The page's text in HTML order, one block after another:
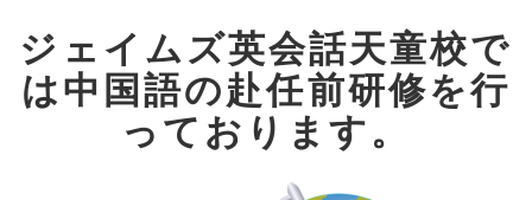
ジェイムズ英会話天童校で
は中国語の赴任前研修を行
っております。